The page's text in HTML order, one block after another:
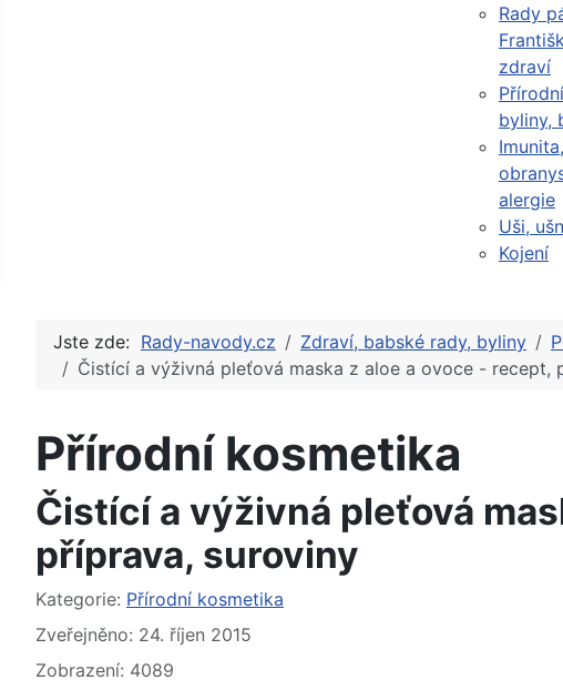
Rady
zdraví
byliny,
Imunita,
alergie
Uši,
Kojení
Jste zde: Rady-navody.cz Zdraví, babské rady, byliny
Čistící a výživná pleťová maska z aloe a ovoce - recept,
Přírodní kosmetika
Čistící a výživná pleťová
příprava, suroviny
Základní údaje
Kategorie: Přírodní kosmetika
Zveřejněno: 24. říjen 2015
Zobrazení: 4089